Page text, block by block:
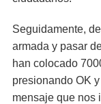
Seguidamente,
armada y pasar
han colocado
presionando OK
mensaje que nos